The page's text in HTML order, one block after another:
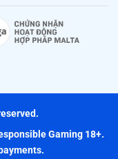
Gaming 18+.